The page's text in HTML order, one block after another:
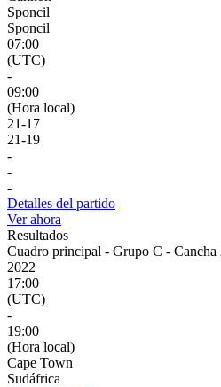
Sponcil
Sponcil
07:00
(UTC)
-
09:00
(Hora local)
21-17
21-19
-
-
-
Detalles del partido
Ver ahora
Resultados
Cuadro principal - Grupo C - Cancha
2022
17:00
(UTC)
-
19:00
(Hora local)
Cape Town
Sudáfrica